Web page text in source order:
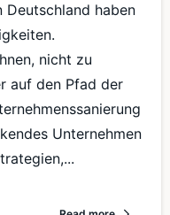
Deutschland haben
nicht zu
auf den Pfad der
Unternehmen